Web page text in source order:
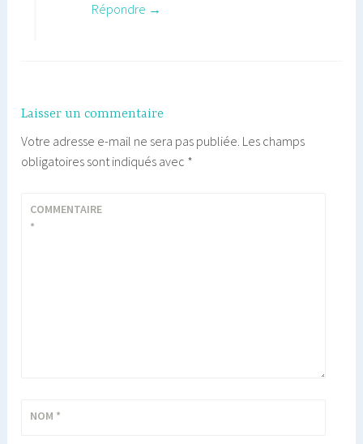
Répondre
Laisser un commentaire
Votre adresse e-mail ne sera pas publiée. Les champs
obligatoires sont indiqués avec *
COMMENTAIRE
*
NOM *